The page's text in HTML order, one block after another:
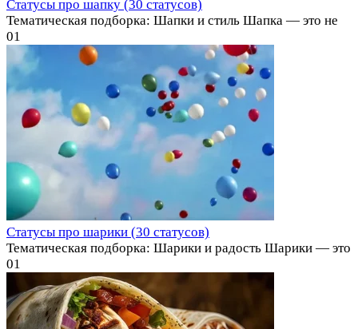
Статусы про шапку (30 статусов)
Тематическая подборка: Шапки и стиль Шапка — это не
01
Статусы про шарики (30 статусов)
Тематическая подборка: Шарики и радость Шарики — это
01